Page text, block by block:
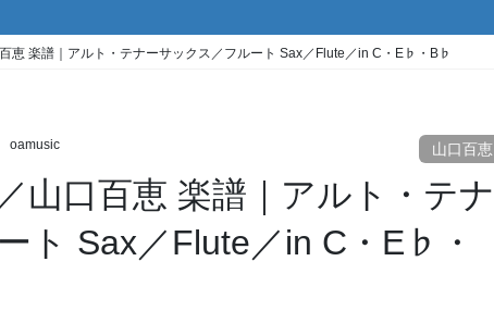
恵 楽譜｜アルト・テナーサックス／フルート Sax／Flute／in C・E♭・B♭
oamusic 山口百恵
山口百恵 楽譜｜アルト・テナ
ト Sax／Flute／in C・E♭・